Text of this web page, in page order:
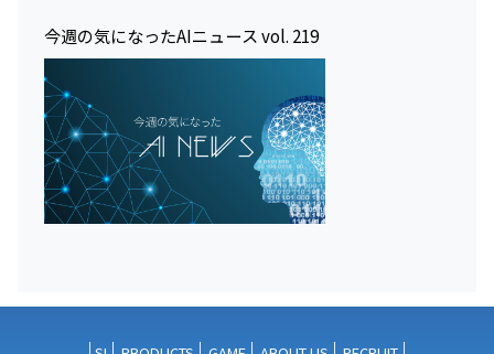
今週の気になったAIニュース vol. 219